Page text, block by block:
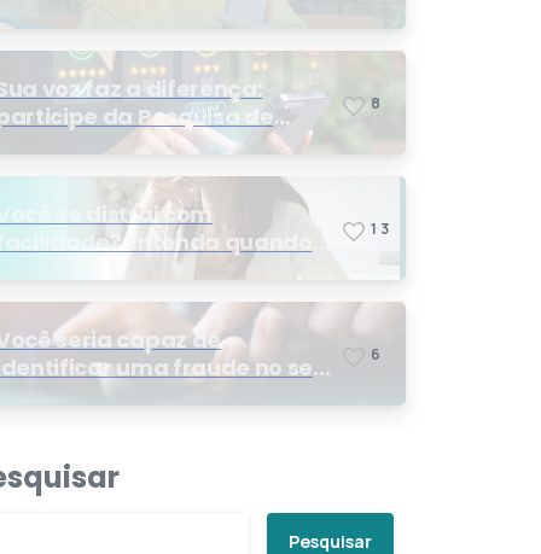
voz faz a diferença:
da Pesquisa de
2026
8
se distrai com
Entenda quando
sinais podem indicar TDAH
1 3
seria capaz de
uma fraude no seu
de saúde?
6
Pesquisar